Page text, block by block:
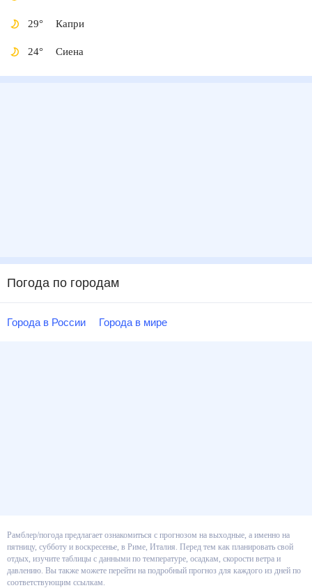
29° Капри
24° Сиена
Погода по городам
Города в России Города в мире
Рамблер/погода предлагает ознакомиться с прогнозом на выходные, а
именно на пятницу, субботу и воскресенье, в Риме, Италия. Перед тем как
планировать свой отдых, изучите таблицы с данными по температуре,
осадкам, скорости ветра и давлению. Вы также можете перейти на
подробный прогноз для каждого из дней по соответствующим ссылкам.